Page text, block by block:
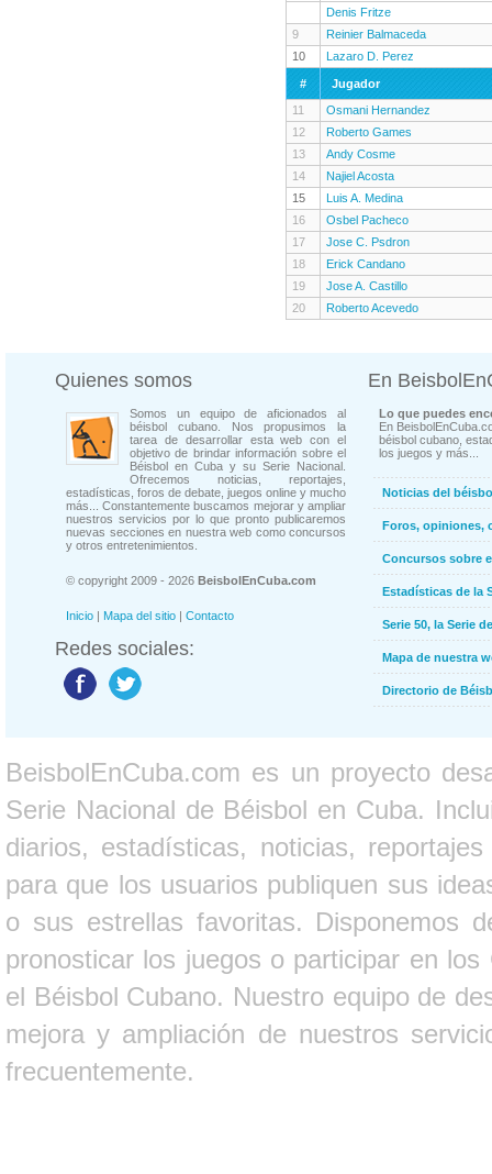
Denis Fritze
9
Reinier Balmaceda
10
Lazaro D. Perez
#
Jugador
11
Osmani Hernandez
12
Roberto Games
13
Andy Cosme
14
Najiel Acosta
15
Luis A. Medina
16
Osbel Pacheco
17
Jose C. Psdron
18
Erick Candano
19
Jose A. Castillo
20
Roberto Acevedo
Quienes somos
Somos un equipo de aficionados al
béisbol cubano. Nos propusimos la
tarea de desarrollar esta web con el
objetivo de brindar información sobre el
Béisbol en Cuba y su Serie Nacional.
Ofrecemos noticias, reportajes,
estadísticas, foros de debate, juegos online y mucho
más... Constantemente buscamos mejorar y ampliar
nuestros servicios por lo que pronto publicaremos
nuevas secciones en nuestra web como concursos
y otros entretenimientos.
© copyright 2009 - 2026 BeisbolEnCuba.com
Inicio | Mapa del sitio | Contacto
Redes sociales:
En
Lo que puedes
En
béisbol cubano,
los juegos y más...
Noticias del
Foros, opiniones,
Concursos sobre
Estadísticas de la
Serie 50, la Serie
Mapa de nuestra
Directorio de
BeisbolEnCuba.com es un proyecto
Serie Nacional de Béisbol en Cuba.
diarios, estadísticas, noticias,
para que los usuarios publiquen sus
o sus estrellas favoritas. Disponemos
pronosticar los juegos o participar en
el Béisbol Cubano. Nuestro equipo de
mejora y ampliación de nuestros
frecuentemente.